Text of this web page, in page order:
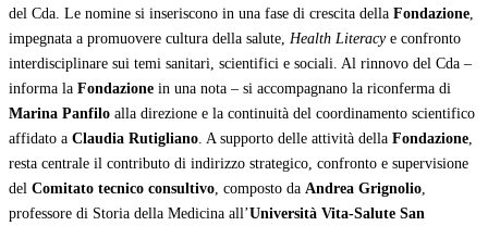
del Cda. Le nomine si inseriscono in una fase di crescita della Fondazione
impegnata a promuovere cultura della salute, Health Literacye confronto
interdisciplinare sui temi sanitari, scientifici e sociali. Al rinnovo del Cda –
informa la Fondazione in una nota – si accompagnano la riconferma di
Marina Panfilo alla direzione e la continuità del coordinamento scientifico
affidato a Claudia Rutigliano . A supporto delle attività della Fondazione
resta centrale il contributo di indirizzo strategico, confronto e supervisione
del Comitato tecnico consultivo , composto da Andrea Grignolio
professore di Storia della Medicina all’Università Vita-Salute San